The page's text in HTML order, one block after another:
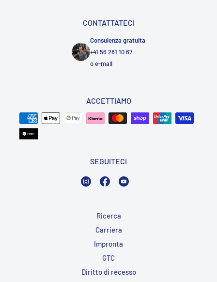
CONTATTATECI
Consulenza gratuita
+41 56 281 10 67
oe-mail
ACCETTIAMO
SEGUITECI
InstagramFacebook
Ricerca
Carriera
Impronta
GTC
Diritto di recesso